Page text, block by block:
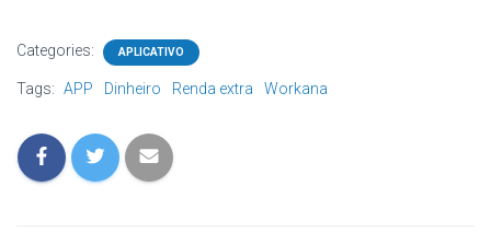
Categories: APLICATIVO
Tags: APP Dinheiro Renda extra Workana